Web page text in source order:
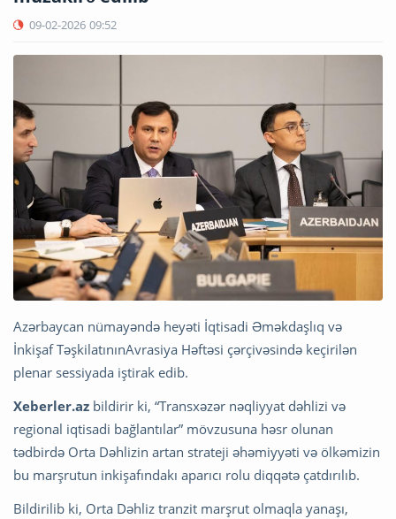
09-02-2026 09:52
Azərbaycan nümayəndə heyəti İqtisadi Əməkdaşlıq və
İnkişaf TəşkilatınınAvrasiya Həftəsi çərçivəsində keçirilən
plenar sessiyada iştirak edib.
Xeberler.az bildirir ki, “Transxəzər nəqliyyat dəhlizi və
regional iqtisadi bağlantılar” mövzusuna həsr olunan
tədbirdə Orta Dəhlizin artan strateji əhəmiyyəti və ölkəmizin
bu marşrutun inkişafındakı aparıcı rolu diqqətə çatdırılıb.
Bildirilib ki, Orta Dəhliz tranzit marşrut olmaqla yanaşı,